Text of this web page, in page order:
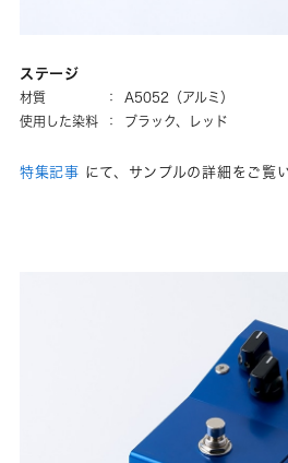
ステージ
材質 ：
A5052（アルミ）
使用した染料
： ブラック、レッド
特集記事 にて、サンプルの詳細をご覧